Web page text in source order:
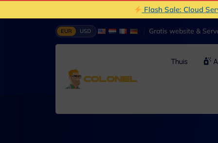
Flash Sale: Cloud
EUR USD Gratis website &
Thuis